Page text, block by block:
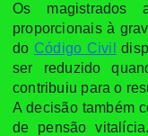
Os magistrados
proporcionais à
do Código Civil
ser reduzido
contribuiu para o
A decisão também
de pensão